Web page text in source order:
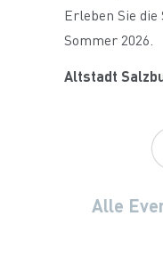
Erleben Sie
Sommer 2026.
Altstadt
Alle